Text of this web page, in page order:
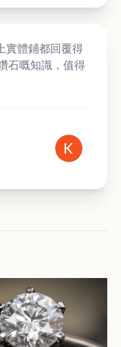
實體鋪都回覆得
石嘅知識，值得